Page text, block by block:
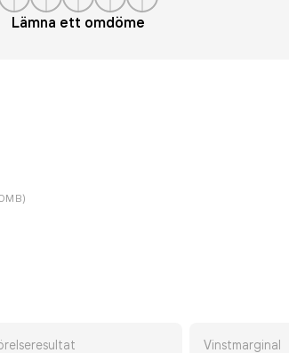
Lämna ett omdöme
Vinstmarginal